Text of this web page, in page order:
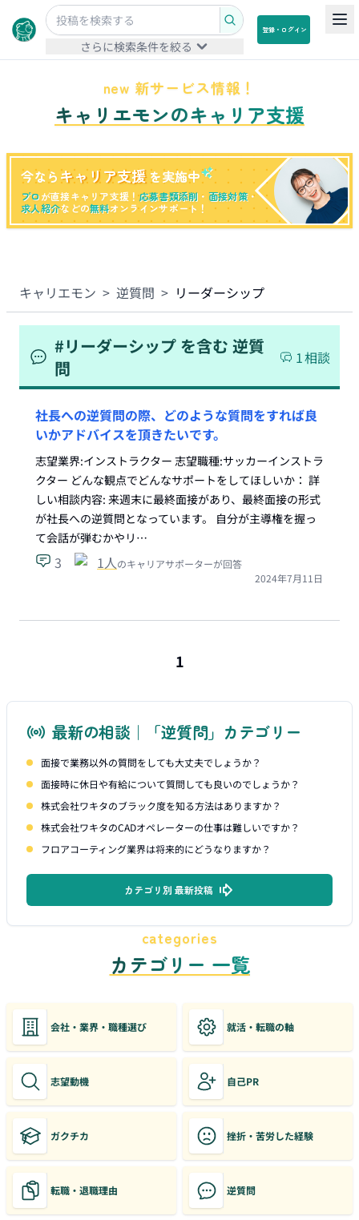
さらに検索条件を絞る
登録・ログイン
new 新サービス情報！
キャリエモンのキャリア支援
今なら キャリア支援 を実施中
プロが直接キャリア支援！応募書類添削 ・ 面接対策・
求人紹介などの無料オンラインサポート！
キャリエモン > 逆質問 > リーダーシップ
#リーダーシップ を含む 逆質
問
1相談
社長への逆質問の際、どのような質問をすれば良
いかアドバイスを頂きたいです。
志望業界:インストラクター 志望職種:サッカーインストラ
クター どんな観点でどんなサポートをしてほしいか： 詳
しい相談内容: 来週末に最終面接があり、最終面接の形式
が社長への逆質問となっています。 自分が主導権を握っ
て会話が弾むかやリ…
3 1人のキャリアサポーターが回答
2024年7月11日
1
最新の相談｜「逆質問」カテゴリー
面接で業務以外の質問をしても大丈夫でしょうか？
面接時に休日や有給について質問しても良いのでしょうか？
株式会社ワキタのブラック度を知る方法はありますか？
株式会社ワキタのCADオペレーターの仕事は難しいですか？
フロアコーティング業界は将来的にどうなりますか？
カテゴリ別 最新投稿
categories
カテゴリー 一覧
会社・業界・職種選び 就活・転職の軸
志望動機 自己PR
ガクチカ 挫折・苦労した経験
転職・退職理由 逆質問